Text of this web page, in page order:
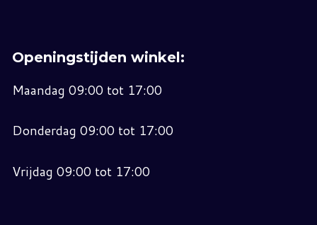
Openingstijden winkel:
Maandag 09:00 tot 17:00
Donderdag 09:00 tot 17:00
Vrijdag 09:00 tot 17:00